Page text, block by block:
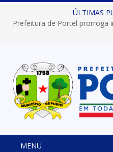
ÚLTIMAS
MENU